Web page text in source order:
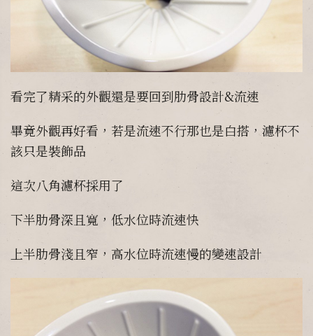
看完了精采的外觀還是要回到肋骨設計&流速
畢竟外觀再好看，若是流速不行那也是白搭，濾杯不
該只是裝飾品
這次八角濾杯採用了
下半肋骨深且寬，低水位時流速快
上半肋骨淺且窄，高水位時流速慢的變速設計